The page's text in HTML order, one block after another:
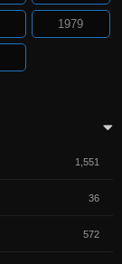
1979
1,551
36
572